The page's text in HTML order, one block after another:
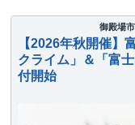
御殿場
【2026年秋開催】
クライム」＆「富
付開始